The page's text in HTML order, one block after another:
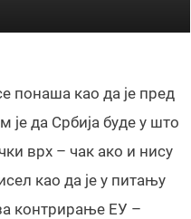
понаша као да је пред
да Србија буде у што
врх – чак ако и нису
као да је у питању
контрирање ЕУ –